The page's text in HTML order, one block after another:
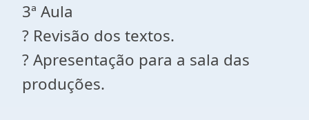
3ª Aula
? Revisão dos textos.
? Apresentação para a sala das
produções.